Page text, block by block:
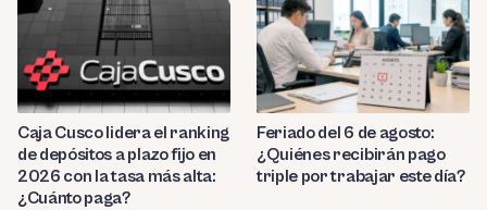
Caja Cusco lidera el ranking
de depósitos a plazo fijo en
2026 con la tasa más alta:
¿Cuánto paga?
Feriado del 6 de agosto:
¿Quiénes recibirán pago
triple por trabajar este día?